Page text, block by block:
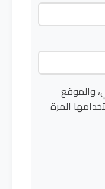
والموقع
المرة